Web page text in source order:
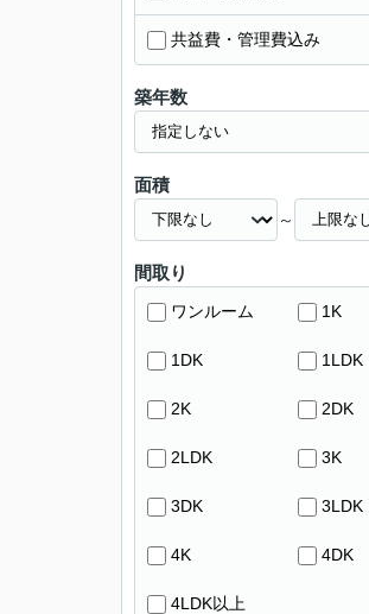
共益費・管理費込み
築年数
面積
～
間取り
ワンルーム 1K
1DK 1LDK
2K 2DK
2LDK 3K
3DK 3LDK
4K 4DK
4LDK以上